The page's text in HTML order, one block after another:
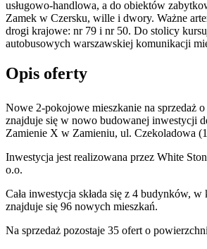
usługowo-handlowa, a do obiektów
Zamek w Czersku, wille i dwory. Ważne
drogi krajowe: nr 79 i nr 50. Do stolicy
autobusowych warszawskiej komunikacji
Opis oferty
Nowe 2-pokojowe mieszkanie na sprzedaż
znajduje się w nowo budowanej inwestycji
Zamienie X w Zamieniu, ul. Czekoladowa
Inwestycja jest realizowana przez White
o.o.
Cała inwestycja składa się z 4 budynków, w
znajduje się 96 nowych mieszkań.
Na sprzedaż pozostaje 35 ofert o